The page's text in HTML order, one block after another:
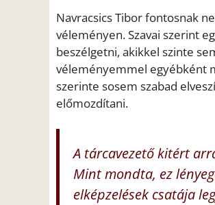
Navracsics Tibor fontosnak
véleményen. Szavai szerint
beszélgetni, akikkel szinte
véleményemmel egyébként
szerinte sosem szabad
előmozdítani.
A tárcavezető kitért
Mint mondta, ez
elképzelések csatája